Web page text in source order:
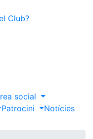
Club?
social
Patrocini
Notícies